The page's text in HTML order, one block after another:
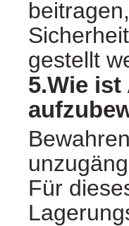
gestellt
5.Wie
Für